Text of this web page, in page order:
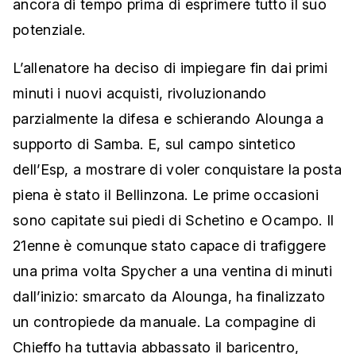
ancora di tempo prima di esprimere tutto il suo
potenziale.
L’allenatore ha deciso di impiegare fin dai primi
minuti i nuovi acquisti, rivoluzionando
parzialmente la difesa e schierando Alounga a
supporto di Samba. E, sul campo sintetico
dell’Esp, a mostrare di voler conquistare la posta
piena è stato il Bellinzona. Le prime occasioni
sono capitate sui piedi di Schetino e Ocampo. Il
21enne è comunque stato capace di trafiggere
una prima volta Spycher a una ventina di minuti
dall’inizio: smarcato da Alounga, ha finalizzato
un contropiede da manuale. La compagine di
Chieffo ha tuttavia abbassato il baricentro,